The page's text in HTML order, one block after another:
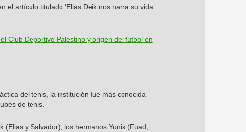
el artículo titulado ‘Elias Deik nos narra su vida
Club Deportivo Palestino y origen del fútbol en
del tenis, la institución fue más conocida
de tenis.
y Salvador), los hermanos Yunis (Fuad,